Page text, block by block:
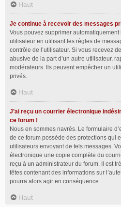
Haut
Je continue à recevoir des messages
Vous pouvez supprimer automatiquement
utilisateur en utilisant les règles de
contrôle de l’utilisateur. Si vous recevez
abusive de la part d’un autre utilisateur,
modérateurs. Ils peuvent empêcher un
privés.
Haut
J’ai reçu un courrier électronique
ce forum !
Nous en sommes navrés. Le formulaire
de ce forum possède des protections qui
utilisateurs envoyant de tels messages.
électronique une copie complète du
reçu à un administrateur du forum. Il est
têtes contenant des informations sur
pourra alors agir en conséquence.
Haut